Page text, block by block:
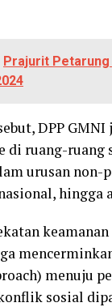
Prajurit Petarung
DPP
ruang-ruang
urusan non-
hingga
menuju
sosial